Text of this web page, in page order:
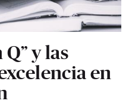
y las
en